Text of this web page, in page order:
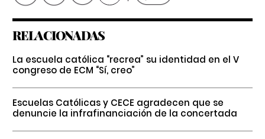
RELACIONADAS
La escuela católica “recrea” su identidad en el V
congreso de ECM “Sí, creo”
Escuelas Católicas y CECE agradecen que se
denuncie la infrafinanciación de la concertada